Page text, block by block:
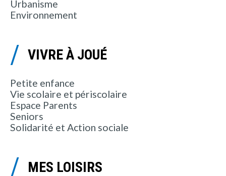
Urbanisme
Environnement
VIVRE À JOUÉ
Petite enfance
Vie scolaire et périscolaire
Espace Parents
Seniors
Solidarité et Action sociale
MES LOISIRS